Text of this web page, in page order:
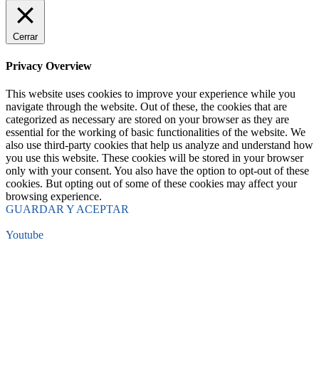
Cerrar
Privacy Overview
This website uses cookies to improve your experience while you
navigate through the website. Out of these, the cookies that are
categorized as necessary are stored on your browser as they are
essential for the working of basic functionalities of the website. We
also use third-party cookies that help us analyze and understand how
you use this website. These cookies will be stored in your browser
only with your consent. You also have the option to opt-out of these
cookies. But opting out of some of these cookies may affect your
browsing experience.
GUARDAR Y ACEPTAR
Youtube